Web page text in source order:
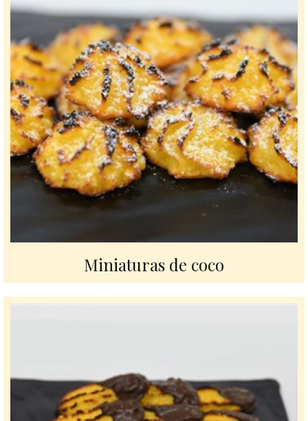
Miniaturas de coco